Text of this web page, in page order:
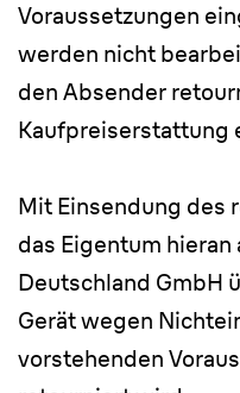
Voraussetzungen
werden nicht
den Absender
Kaufpreiserstattung
Mit Einsendung des
das Eigentum hieran
Deutschland GmbH
Gerät wegen
vorstehenden